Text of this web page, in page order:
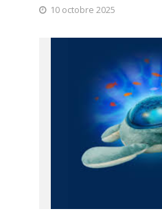
10 octobre 2025